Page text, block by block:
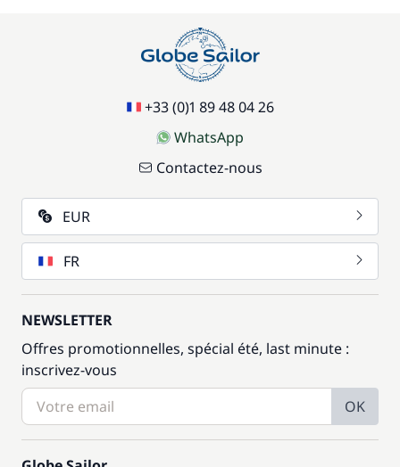
+33 (0)1 89 48 04 26
WhatsApp
Contactez-nous
EUR
FR
NEWSLETTER
Offres promotionnelles, spécial été, last minute :
inscrivez-vous
OK